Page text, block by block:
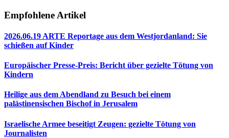
Empfohlene Artikel
2026.06.19 ARTE Reportage aus dem Westjordanland: Sie
schießen auf Kinder
Europäischer Presse-Preis: Bericht über gezielte Tötung von
Kindern
Heilige aus dem Abendland zu Besuch bei einem
palästinensischen Bischof in Jerusalem
Israelische Armee beseitigt Zeugen: gezielte Tötung von
Journalisten